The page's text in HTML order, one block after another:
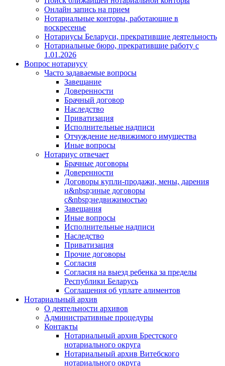
Онлайн запись на прием
Нотариальные конторы, работающие в
воскресенье
Нотариусы Беларуси, прекратившие деятельность
Нотариальные бюро, прекратившие работу с
1.01.2026
Вопрос нотариусу
Часто задаваемые вопросы
Завещание
Доверенности
Брачный договор
Наследство
Приватизация
Исполнительные надписи
Отчуждение недвижимого имущества
Иные вопросы
Нотариус отвечает
Брачные договоры
Доверенности
Договоры купли-продажи, мены, дарения
и&nbsp;иные договоры
с&nbsp;недвижимостью
Завещания
Иные вопросы
Исполнительные надписи
Наследство
Приватизация
Прочие договоры
Согласия
Согласия на выезд ребенка за пределы
Республики Беларусь
Соглашения об уплате алиментов
Нотариальный архив
О деятельности архивов
Административные процедуры
Контакты
Нотариальный архив Брестского
нотариального округа
Нотариальный архив Витебского
нотариального округа